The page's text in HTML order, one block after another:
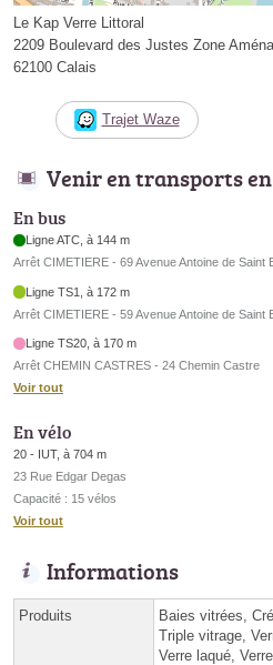
Le Kap Verre Littoral
2209 Boulevard des Justes Zone
62100 Calais
Trajet Waze
Venir en transports
En bus
Ligne ATC, à 144 m
Arrêt CIMETIERE - 69 Avenue Antoine de Saint
Ligne TS1, à 172 m
Arrêt CIMETIERE - 59 Avenue Antoine de Saint
Ligne TS20, à 170 m
Arrêt CHEMIN CASTRES - 24 Chemin Castre
Voir tout
En vélo
20 - IUT, à 704 m
23 Rue Edgar Degas
Capacité : 15 vélos
Voir tout
Informations
Produits
Baies vitrées,
Triple vitrage,
Verre laqué,